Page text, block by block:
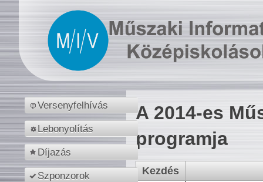
Versenyfelhívás
Lebonyolítás
Díjazás
Szponzorok
A 2014-es
programja
Kezdés